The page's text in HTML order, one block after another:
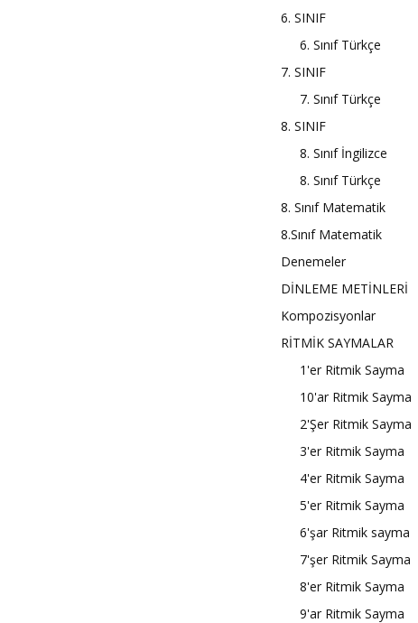
6. SINIF
6. Sınıf Türkçe
7. SINIF
7. Sınıf Türkçe
8. SINIF
8. Sınıf İngilizce
8. Sınıf Türkçe
8. Sınıf Matematik
8.Sınıf Matematik
Denemeler
DİNLEME METİNLERİ
Kompozisyonlar
RİTMİK SAYMALAR
1'er Ritmik Sayma
10'ar Ritmik Sayma
2'Şer Ritmik Sayma
3'er Ritmik Sayma
4'er Ritmik Sayma
5'er Ritmik Sayma
6'şar Ritmik sayma
7'şer Ritmik Sayma
8'er Ritmik Sayma
9'ar Ritmik Sayma